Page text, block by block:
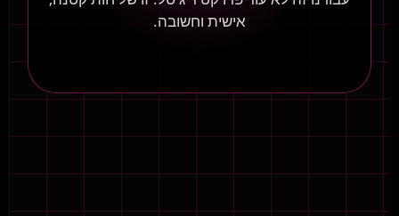
אישית וחשובה.